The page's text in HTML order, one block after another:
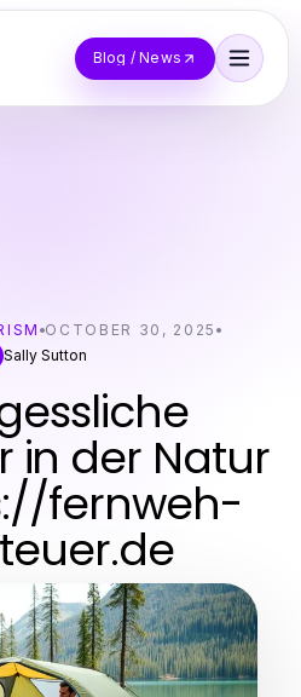
Blog / News
OCTOBER 30, 2025
Sally Sutton
in der Natur
fernweh-